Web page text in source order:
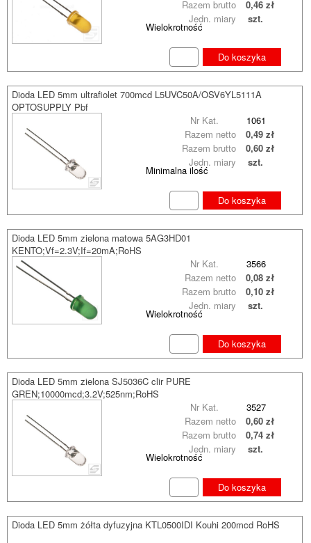
Wielokrotność
Razem brutto 0,46 zł
Jedn. miary szt.
Do koszyka
Dioda LED 5mm ultrafiolet 700mcd L5UVC50A/OSV6YL5111A
OPTOSUPPLY Pbf
Minimalna ilość
Nr Kat. 1061
Razem brutto 0,60 zł
Razem netto 0,49 zł
Jedn. miary szt.
Do koszyka
Dioda LED 5mm zielona matowa 5AG3HD01
KENTO;Vf=2.3V;If=20mA;RoHS
Wielokrotność
Nr Kat. 3566
Razem brutto 0,10 zł
Razem netto 0,08 zł
Jedn. miary szt.
Do koszyka
Dioda LED 5mm zielona SJ5036C clir PURE
GREN;10000mcd;3.2V;525nm;RoHS
Wielokrotność
Nr Kat. 3527
Razem brutto 0,74 zł
Razem netto 0,60 zł
Jedn. miary szt.
Do koszyka
Dioda LED 5mm żółta dyfuzyjna KTL0500IDI Kouhi 200mcd RoHS